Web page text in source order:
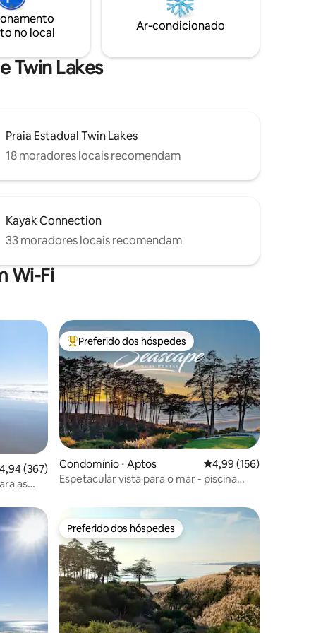
cabana
e
as pranchas de boogie, bicicletas de
cruzeiro, brinquedos de areia e
espera por você!
no local
Ar-condicionado
Twin Lakes
Praia Estadual Twin Lakes
18 moradores locais recomendam
Kayak Connection
33 moradores locais recomendam
Wi-Fi
de uma avaliação média de 5, 367 avaliações
4,94 (367)
as
Entre os melhores preferidos dos hóspedes
Preferido dos hóspedes
Condomínio ⋅ Aptos 4,99 de uma avaliação
4,99 (156)
Espetacular vista para o mar - piscina
hóspedes Preferido dos hóspedes
Preferido dos hóspedes